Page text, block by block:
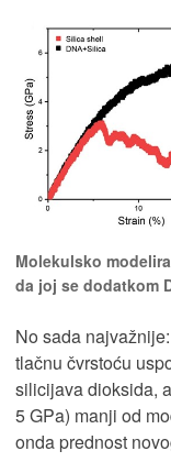
Molekulsko
da joj se dodatkom
No sada najvažnije:
tlačnu čvrstoću
silicijava dioksida,
5 GPa) manji od
onda prednost